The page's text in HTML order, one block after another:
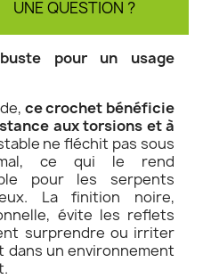
UNE QUESTION ?
pour un usage
ce crochet bénéficie
aux torsions et à
ne fléchit pas sous
ce qui le rend
pour les serpents
La finition noire,
évite les reflets
surprendre ou irriter
dans un environnement